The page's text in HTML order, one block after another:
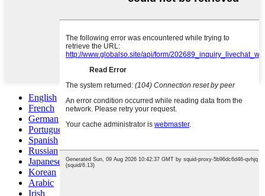
English
French
German
Portuguese
Spanish
Russian
Japanese
Korean
Arabic
Irish